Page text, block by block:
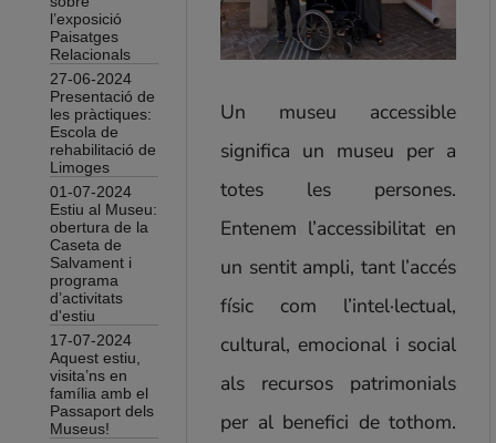
Patrimoni artístic
Patrimoni en l'àmbit de la Salut
Patrimoni numismàtic
El Museu
Documents de referència
22 d'agost de 2026 |
Pere Caimó i el Sant Feliu
revolucionari del segle XIX
29 d'agost de 2026 |
Tastets de Mar
12 de setembre de 2026 |
El President Josep Irla: De Sant Feliu
a l’exili
l’exposició
Paisatges
Relacionals
27-06-2024
Presentació de
les pràctiques:
Escola de
rehabilitació de
Limoges
01-07-2024
Estiu al Museu:
obertura de la
Caseta de
Salvament i
programa
d’activitats
d'estiu
17-07-2024
Aquest estiu,
visita’ns en
família amb el
Passaport dels
Museus!
Un museu accessible
significa un museu per a
totes les persones.
Entenem l’accessibilitat en
un sentit ampli, tant l’accés
físic com l’intel·lectual,
cultural, emocional i social
als recursos patrimonials
per al benefici de tothom.